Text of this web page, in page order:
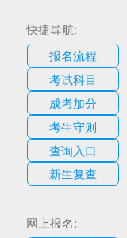
快捷导航:
报名流程
考试科目
成考加分
考生守则
查询入口
新生复查
网上报名: